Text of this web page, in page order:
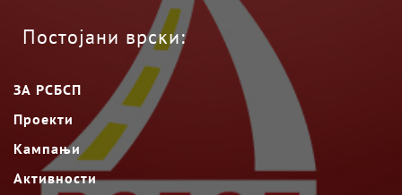
Постојани врски:
ЗА РСБСП
Проекти
Кампањи
Активности